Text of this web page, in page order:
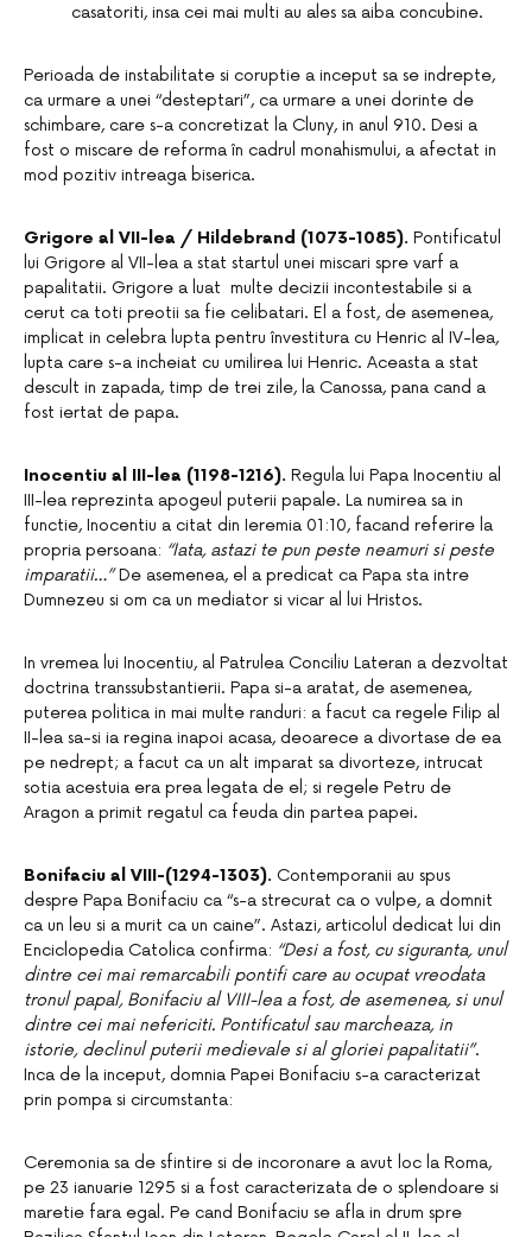
casatoriti, insa cei mai multi au ales sa aiba concubine.
Perioada de instabilitate si coruptie a inceput sa se indrepte,
ca urmare a unei “desteptari”, ca urmare a unei dorinte de
schimbare, care s-a concretizat la Cluny, in anul 910. Desi a
fost o miscare de reforma în cadrul monahismului, a afectat in
mod pozitiv intreaga biserica.
Grigore al VII-lea / Hildebrand (1073-1085). Pontificatul
lui Grigore al VII-lea a stat startul unei miscari spre varf a
papalitatii. Grigore a luat multe decizii incontestabile si a
cerut ca toti preotii sa fie celibatari. El a fost, de asemenea,
implicat in celebra lupta pentru învestitura cu Henric al IV-lea,
lupta care s-a incheiat cu umilirea lui Henric. Aceasta a stat
descult in zapada, timp de trei zile, la Canossa, pana cand a
fost iertat de papa.
Inocentiu al III-lea (1198-1216). Regula lui Papa Inocentiu al
III-lea reprezinta apogeul puterii papale. La numirea sa in
functie, Inocentiu a citat din Ieremia 01:10, facand referire la
propria persoana: “Iata, astazi te pun peste neamuri si peste
imparatii…”De asemenea, el a predicat ca Papa sta intre
Dumnezeu si om ca un mediator si vicar al lui Hristos.
In vremea lui Inocentiu, al Patrulea Conciliu Lateran a dezvoltat
doctrina transsubstantierii. Papa si-a aratat, de asemenea,
puterea politica in mai multe randuri: a facut ca regele Filip al
II-lea sa-si ia regina inapoi acasa, deoarece a divortase de ea
pe nedrept; a facut ca un alt imparat sa divorteze, intrucat
sotia acestuia era prea legata de el; si regele Petru de
Aragon a primit regatul ca feuda din partea papei.
Bonifaciu al VIII-(1294-1303). Contemporanii au spus
despre Papa Bonifaciu ca “s-a strecurat ca o vulpe, a domnit
ca un leu si a murit ca un caine”. Astazi, articolul dedicat lui din
Enciclopedia Catolica confirma: “Desi a fost, cu siguranta, unul
dintre cei mai remarcabili pontifi care au ocupat vreodata
tronul papal, Bonifaciu al VIII-lea a fost, de asemenea, si unul
dintre cei mai nefericiti. Pontificatul sau marcheaza, in
istorie, declinul puterii medievale si al gloriei papalitatii”.
Inca de la inceput, domnia Papei Bonifaciu s-a caracterizat
prin pompa si circumstanta:
Ceremonia sa de sfintire si de incoronare a avut loc la Roma,
pe 23 ianuarie 1295 si a fost caracterizata de o splendoare si
maretie fara egal. Pe cand Bonifaciu se afla in drum spre